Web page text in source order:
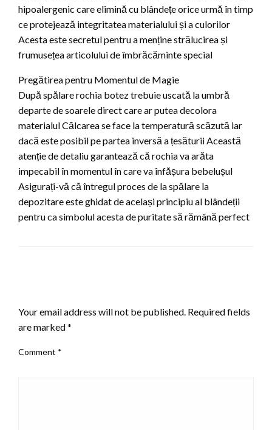
hipoalergenic care elimină cu blândețe orice urmă în timp
ce protejează integritatea materialului și a culorilor
Acesta este secretul pentru a menține strălucirea și
frumusețea articolului de îmbrăcăminte special
Pregătirea pentru Momentul de Magie
După spălare rochia botez trebuie uscată la umbră
departe de soarele direct care ar putea decolora
materialul Călcarea se face la temperatură scăzută iar
dacă este posibil pe partea inversă a țesăturii Această
atenție de detaliu garantează că rochia va arăta
impecabil în momentul în care va înfășura bebelușul
Asigurați-vă că întregul proces de la spălare la
depozitare este ghidat de același principiu al blândeții
pentru ca simbolul acesta de puritate să rămână perfect
Your email address will not be published. Required fields
are marked*
Comment *